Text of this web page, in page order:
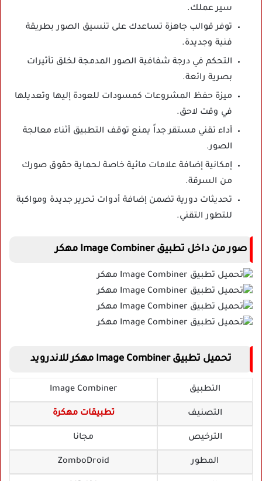
سير عملك.
توفر قوالب جاهزة تساعدك على تنسيق الصور بطريقة
فنية وجديدة.
التحكم في درجة شفافية الصور المدمجة لخلق تأثيرات
بصرية رائعة.
ميزة حفظ المشروعات كمسودات للعودة إليها وتعديلها
في وقت لاحق.
أداء تقني مستقر جداً يمنع توقف التطبيق أثناء معالجة
الصور.
إمكانية إضافة علامات مائية خاصة لحماية حقوق صورك
من السرقة.
تحديثات دورية تضمن إضافة أدوات تحرير جديدة ومواكبة
للتطور التقني.
صور من داخل تطبيق Image Combiner مهكر
تحميل تطبيق Image Combiner مهكر للاندرويد
التطبيق Image Combiner
التصنيف تطبيقات مهكرة
الترخيص مجانا
المطور ZomboDroid‏